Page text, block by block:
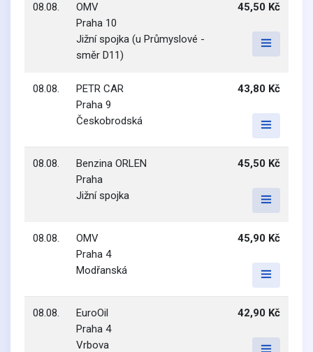
08.08.
OMV
Praha 10
Jižní spojka (u Průmyslové -
směr D11)
45,50 Kč
08.08.
PETR CAR
Praha 9
Českobrodská
43,80 Kč
08.08.
Benzina ORLEN
Praha
Jižní spojka
45,50 Kč
08.08.
OMV
Praha 4
Modřanská
45,90 Kč
08.08.
EuroOil
Praha 4
Vrbova
42,90 Kč